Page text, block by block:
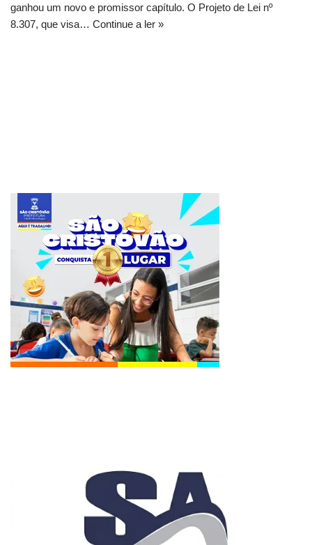
ganhou um novo e promissor capítulo. O Projeto de Lei nº
8.307, que visa… Continue a ler »